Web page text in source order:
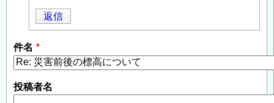
前
後
標
高
に
つ
返信
件名
投稿者名